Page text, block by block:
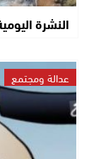
النشرة اليومية
عدالة ومجتمع